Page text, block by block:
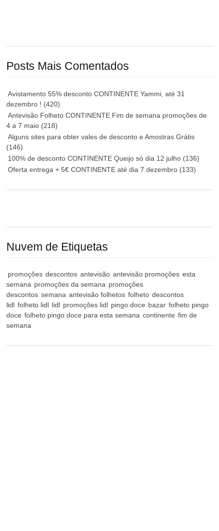
Posts Mais Comentados
Avistamento 55% desconto CONTINENTE Yammi, até 31
dezembro ! (420)
Antevisão Folheto CONTINENTE Fim de semana promoções de
4 a 7 maio (218)
Alguns sites para obter vales de desconto e Amostras Grátis
(146)
100% de desconto CONTINENTE Queijo só dia 12 julho (136)
Oferta entrega + 5€ CONTINENTE até dia 7 dezembro (133)
Nuvem de Etiquetas
promoções descontos antevisão antevisão promoções esta
semana promoções da semana promoções
descontos semana antevisão folhetos folheto descontos
lidl folheto lidl lidl promoções lidl pingo doce bazar folheto pingo
doce folheto pingo doce para esta semana continente fim de
semana